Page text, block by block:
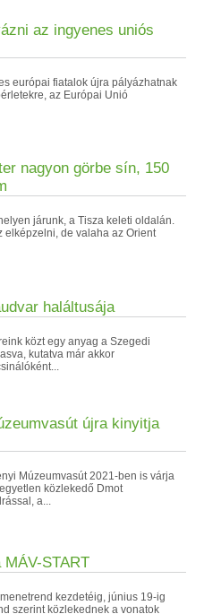
az ingyenes uniós
európai fiatalok újra pályázhatnak
az Európai Unió
nagyon görbe sín, 150
járunk, a Tisza keleti oldalán.
elképzelni, de valaha az Orient
haláltusája
közt egy anyag a Szegedi
kutatva már akkor
újra kinyitja
Múzeumvasút 2021-ben is várja
közlekedő Dmot
a...
START
kezdetéig, június 19-ig
szerint közlekednek a vonatok